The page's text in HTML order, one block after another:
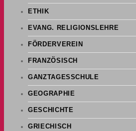
ETHIK
EVANG. RELIGIONSLEHRE
FÖRDERVEREIN
FRANZÖSISCH
GANZTAGESSCHULE
GEOGRAPHIE
GESCHICHTE
GRIECHISCH